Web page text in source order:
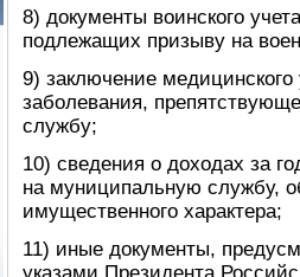
8) документы воинского
подлежащих призыву на
9) заключение
заболевания,
службу;
10) сведения о доходах за
на муниципальную службу,
имущественного характера;
11) иные документы,